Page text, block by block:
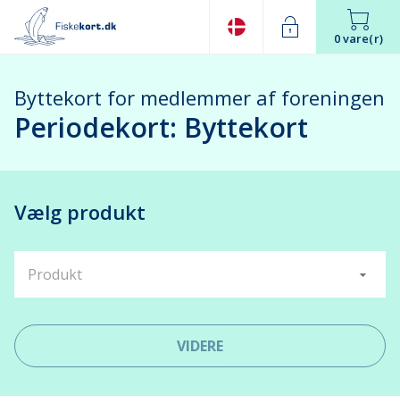
0 vare(r)
Byttekort for medlemmer af foreningen
Periodekort: Byttekort
Vælg produkt
Produkt
VIDERE